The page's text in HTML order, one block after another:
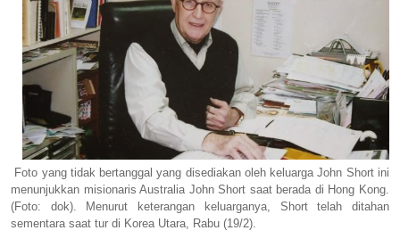
Foto yang tidak bertanggal yang disediakan oleh keluarga John Short ini
menunjukkan misionaris Australia John Short saat berada di Hong Kong.
(Foto: dok). Menurut keterangan keluarganya, Short telah ditahan
sementara saat tur di Korea Utara, Rabu (19/2).